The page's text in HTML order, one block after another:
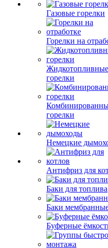
Газовые горелки
Горелки на
Жидкотопливные
горелки
горелки
Немецкие
Антифриз для
Баки для топлива
Баки
Буферные